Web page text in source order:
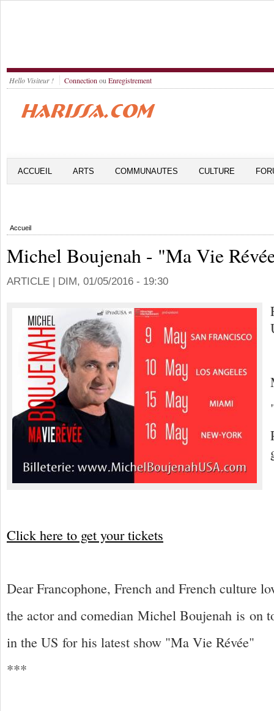
Hello Visiteur ! Connection ou Enregistrement
ACCUEIL ARTS COMMUNAUTES CULTURE
Accueil
Michel Boujenah - "Ma Vie
ARTICLE | DIM, 01/05/2016 - 19:30
Click here to get your tickets
Dear Francophone, French and French culture
the actor and comedian Michel Boujenah is on
in the US forhis latest show "Ma Vie Révée"
***